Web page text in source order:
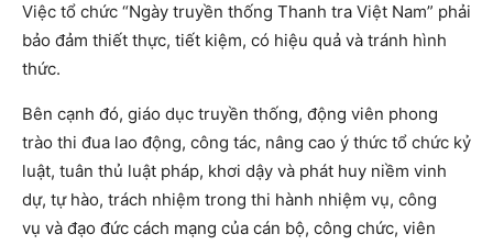
Việc tổ chức “Ngày truyền thống Thanh tra Việt Nam” phải
bảo đảm thiết thực, tiết kiệm, có hiệu quả và tránh hình
thức.
Bên cạnh đó, giáo dục truyền thống, động viên phong
trào thi đua lao động, công tác, nâng cao ý thức tổ chức kỷ
luật, tuân thủ luật pháp, khơi dậy và phát huy niềm vinh
dự, tự hào, trách nhiệm trong thi hành nhiệm vụ, công
vụ và đạo đức cách mạng của cán bộ, công chức, viên